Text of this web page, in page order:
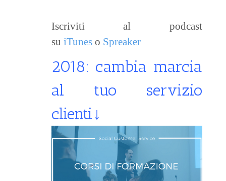
Iscriviti al podcast
su iTuneso Spreaker
2018: cambia marcia
al tuo servizio
clienti↓